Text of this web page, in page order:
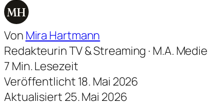
MH
Von Mira Hartmann
Redakteurin TV & Streaming · M.A.
7 Min. Lesezeit
Veröffentlicht 18. Mai 2026
Aktualisiert 25. Mai 2026